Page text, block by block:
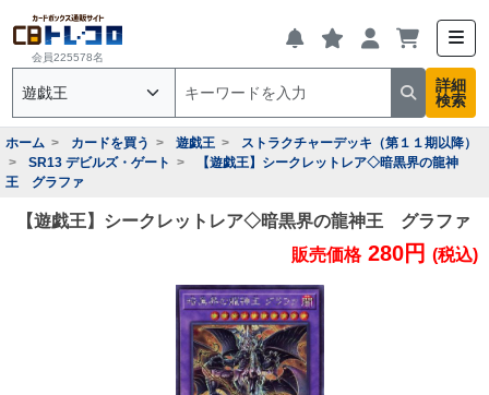
会員225578名
詳細
検索
ホーム カードを買う 遊戯王
ストラクチャーデッキ（第１１期以降）
SR13 デビルズ・ゲート
【遊戯王】シークレットレア◇暗黒界の龍神
王 グラファ
【遊戯王】シークレットレア◇暗黒界の龍神王 グラファ
販売価格 280円 (税込)